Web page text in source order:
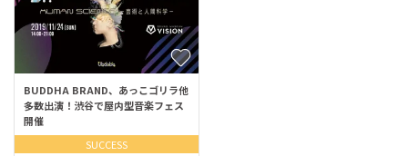
BUDDHA BRAND、あっこゴリラ他
多数出演！渋谷で屋内型音楽フェス
開催
SUCCESS